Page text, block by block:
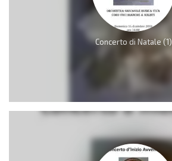
Concerto di Natale (1)